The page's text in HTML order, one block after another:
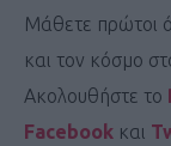
Μάθετε πρώτοι
και τον κόσμο
Ακολουθήστε το
Facebook και